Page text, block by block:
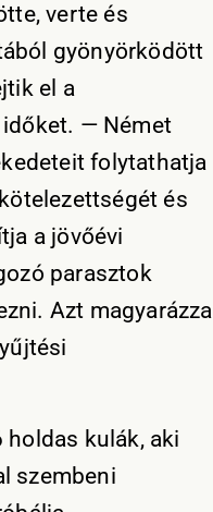
verte és
gyönyörködött
el a
időket. — Német
folytathatja
és
a jövőévi
parasztok
Azt magyarázza
holdas kulák, aki
szembeni